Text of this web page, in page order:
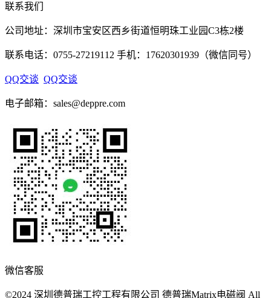
联系我们
公司地址：深圳市宝安区西乡街道恒明珠工业园C3栋2楼
联系电话：0755-27219112 手机：17620301939（微信同号）
QQ交谈 QQ交谈
电子邮箱：sales@deppre.com
微信客服
©2024 深圳德普瑞工控工程有限公司 德普瑞Matrix电磁阀 All